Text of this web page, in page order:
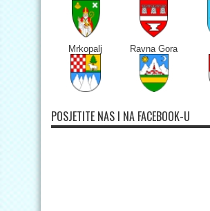
Mrkopalj Ravna Gora
POSJETITE NAS I NA FACEBOOK-U